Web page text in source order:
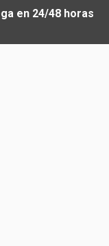
en 24/48 horas